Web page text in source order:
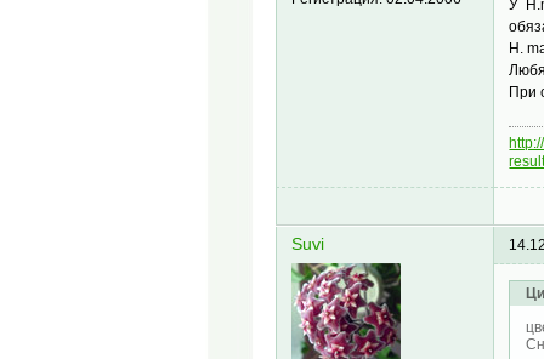
У
H.
При
Suvi